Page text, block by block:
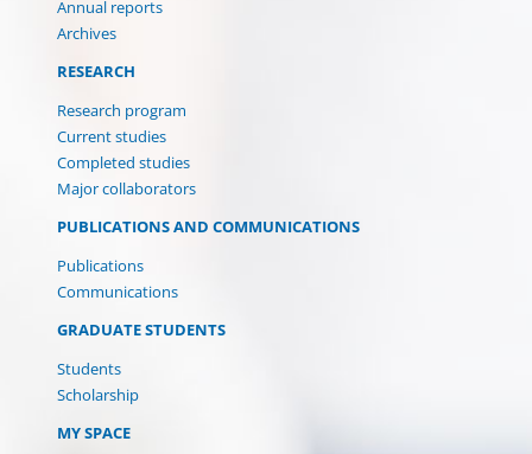
Annual reports
Archives
RESEARCH
Research program
Current studies
Completed studies
Major collaborators
PUBLICATIONS AND COMMUNICATIONS
Publications
Communications
GRADUATE STUDENTS
Students
Scholarship
MY SPACE